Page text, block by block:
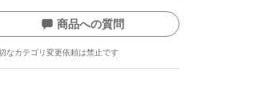
商品への質問
なカテゴリ変更依頼は禁止です